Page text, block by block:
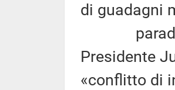
di guadagni
Presidente
«conflitto di